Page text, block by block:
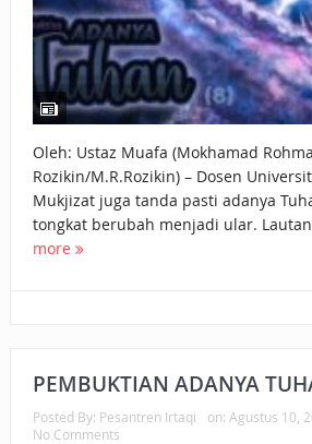
Oleh: Ustaz Muafa (Mokhamad Rohma
Rozikin/M.R.Rozikin) – Dosen
Mukjizat juga tanda pasti adanya
tongkat berubah menjadi ular.
more
PEMBUKTIAN ADANYA
Posted By: Pesantren Irtaqi on: Agustus 10,
No Comments